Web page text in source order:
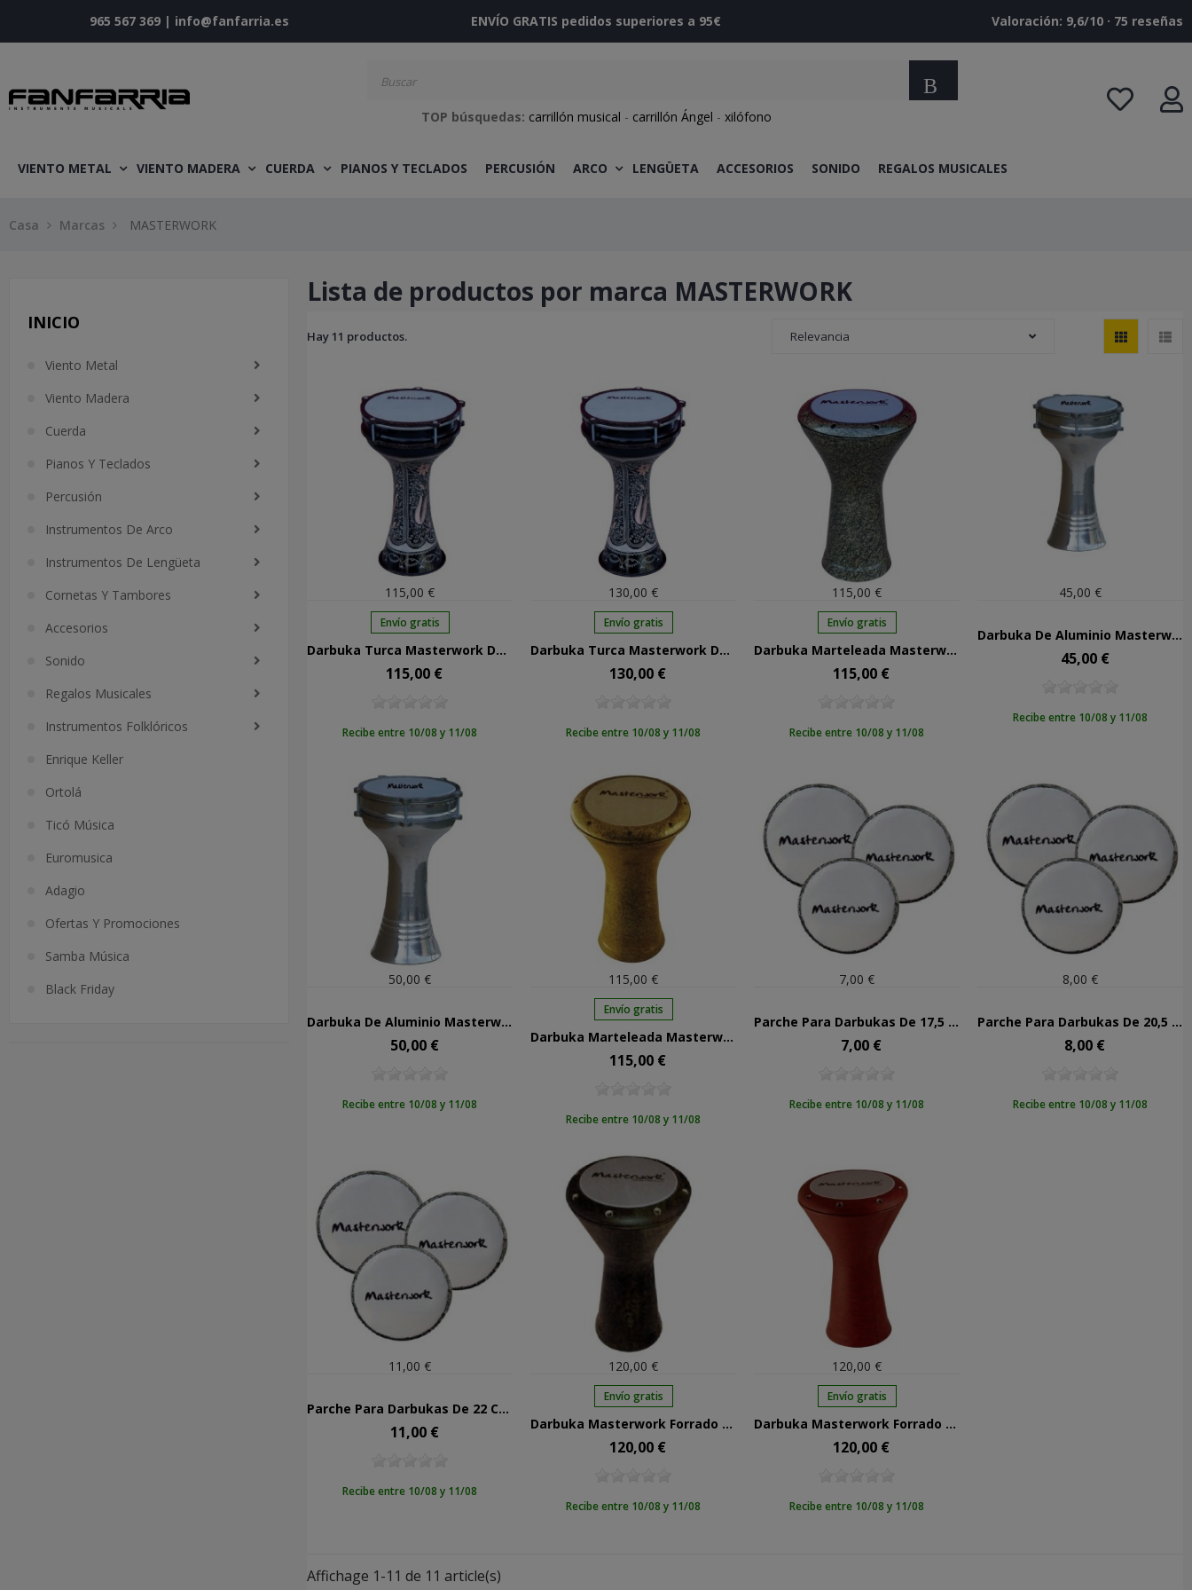
965 567 369 | info@fanfarria.es ENVÍO GRATIS pedidos superiores a 95€ Valoración: 9,6/10 · ‎75 reseñas
Buscar
TOP búsquedas: carrillón musical - carrillón Ángel - xilófono
VIENTO METAL VIENTO MADERA CUERDA PIANOS Y TECLADOS PERCUSIÓN ARCO LENGÜETA ACCESORIOS SONIDO REGALOS MUSICALES
Casa Marcas MASTERWORK
INICIO
Viento Metal
Viento Madera
Cuerda
Pianos Y Teclados
Percusión
Instrumentos De Arco
Instrumentos De Lengüeta
Cornetas Y Tambores
Accesorios
Sonido
Regalos Musicales
Instrumentos Folklóricos
Enrique Keller
Ortolá
Ticó Música
Euromusica
Adagio
Ofertas Y Promociones
Samba Música
Black Friday
Lista de productos por marca MASTERWORK
Hay 11 productos. Relevancia
115,00 €
Envío gratis
Darbuka Turca Masterwork De Cobre 1303C
Precio
115,00 €
Recibe entre 10/08 y 11/08
130,00 €
Envío gratis
Darbuka Turca Masterwork De Cobre 1305C
Precio
130,00 €
Recibe entre 10/08 y 11/08
115,00 €
Envío gratis
Darbuka Marteleada Masterwork Verde 400V
Precio
115,00 €
Recibe entre 10/08 y 11/08
45,00 €
Darbuka De Aluminio Masterwork De 17,5 Cms
Precio
45,00 €
Recibe entre 10/08 y 11/08
50,00 €
Darbuka De Aluminio Masterwork De 20,5 Cms
Precio
50,00 €
Recibe entre 10/08 y 11/08
115,00 €
Envío gratis
Darbuka Marteleada Masterwork Dorada 420D
Precio
115,00 €
Recibe entre 10/08 y 11/08
7,00 €
Parche Para Darbukas De 17,5 Cms
Precio
7,00 €
Recibe entre 10/08 y 11/08
8,00 €
Parche Para Darbukas De 20,5 Cms
Precio
8,00 €
Recibe entre 10/08 y 11/08
11,00 €
Parche Para Darbukas De 22 Cms
Precio
11,00 €
Recibe entre 10/08 y 11/08
120,00 €
Envío gratis
Darbuka Masterwork Forrado En Negro 350Bk
Precio
120,00 €
Recibe entre 10/08 y 11/08
120,00 €
Envío gratis
Darbuka Masterwork Forrado En Rojo 360Rd
Precio
120,00 €
Recibe entre 10/08 y 11/08
Affichage 1-11 de 11 article(s)